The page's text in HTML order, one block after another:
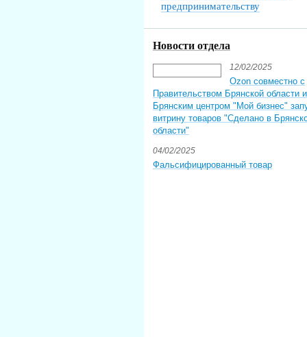
предпринимательству
Новости отдела
12/02/2025
Ozon совместно с
Правительством Брянской области и
Брянским центром "Мой бизнес"
витрину товаров "Сделано в
области"
04/02/2025
Фальсифицированный товар